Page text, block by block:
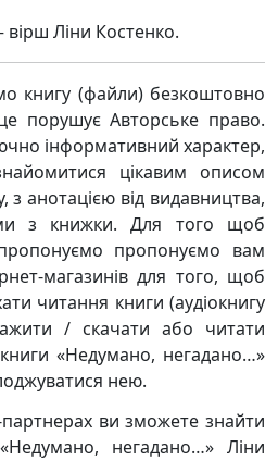
вірш Ліни Костенко.
книгу (файли) безкоштовно
порушує Авторське право.
інформативний характер,
цікавим описом
з анотацією від видавництва,
з книжки. Для того щоб
пропонуємо вам
магазинів для того, щоб
читання книги (аудіокнигу
/ скачати або читати
«Недумано, негадано…»
нею.
ви зможете знайти
негадано…» Ліни